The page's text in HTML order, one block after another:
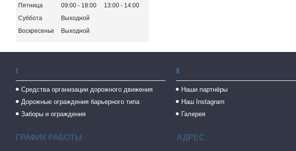
Пятница
09:00 18:00 13:00
14:00
Суббота
Выходной
Воскресенье
Выходной
Ⅰ
Средства организации дорожного движения
Дорожные ограждения барьерного типа
Заборы и ограждения
Ⅱ
Наши партнёры
Наш Instagram
Галерея
ГРАФИК РАБОТЫ